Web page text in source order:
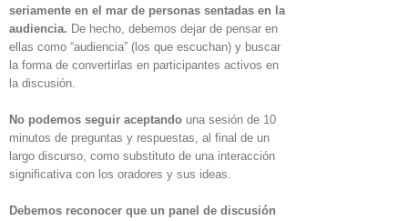
seriamente en el mar de personas sentadas en la
audiencia. De hecho, debemos dejar de pensar en
ellas como “audiencia” (los que escuchan) y buscar
la forma de convertirlas en participantes activos en
la discusión.
No podemos seguir aceptando una sesión de 10
minutos de preguntas y respuestas, al final de un
largo discurso, como substituto de una interacción
significativa con los oradores y sus ideas.
Debemos reconocer que un panel de discusión